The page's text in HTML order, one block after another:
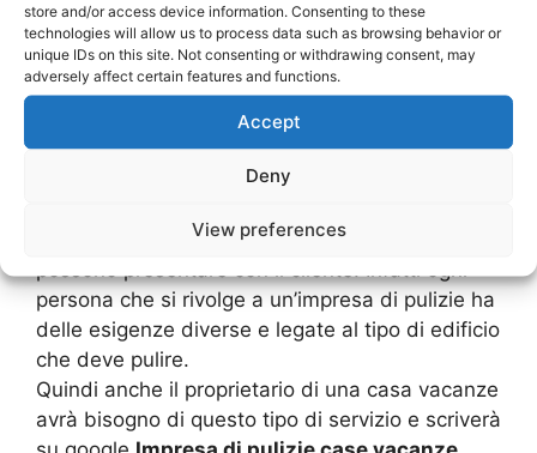
store and/or access device information. Consenting to these
technologies will allow us to process data such as browsing behavior or
unique IDs on this site. Not consenting or withdrawing consent, may
adversely affect certain features and functions.
Accept
Deny
View preferences
Un’impresa di pulizie è un’azienda che si occupa
di recarsi nelle abitazioni singole o
prevalentemente negli uffici o nei condomini per
occuparsi di tutta la pulizia in maniera
dettagliata e precisa.
In un’impresa di pulizie di alto livello lavorano
sanno affrontare tutte le varie difficoltà che si
possono presentare con il cliente. Infatti ogni
persona che si rivolge a un’impresa di pulizie ha
delle esigenze diverse e legate al tipo di edificio
che deve pulire.
Quindi anche il proprietario di una casa vacanze
avrà bisogno di questo tipo di servizio e scriverà